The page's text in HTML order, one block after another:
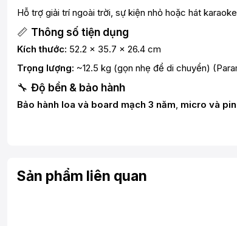
Hỗ trợ giải trí ngoài trời, sự kiện nhỏ hoặc hát
📏 Thông số tiện dụng
Kích thước: 52.2 × 35.7 × 26.4 cm
Trọng lượng: ~12.5 kg (gọn nhẹ để di chuyển) (
🔧 Độ bền & bảo hành
Bảo hành loa và board mạch 3 năm micro và pin
Sản phẩm liên quan